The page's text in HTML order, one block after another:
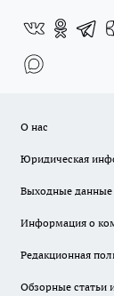
О нас
Юридическая
Выходные данные
Информация о
Редакционная
Обзорные статьи